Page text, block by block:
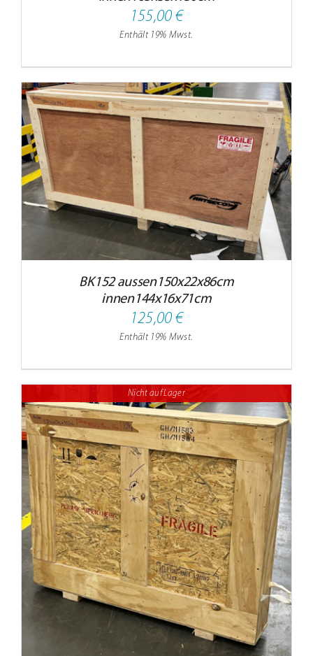
155,00€
Enthält 19% Mwst.
BK152 aussen150x22x86cm
innen144x16x71cm
125,00€
Enthält 19% Mwst.
Nicht auf Lager